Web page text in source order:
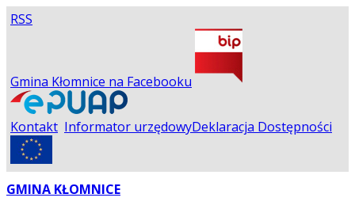
RSS
Gmina Kłomnice na Facebooku
Kontakt Informator urzędowyDeklaracja Dostępności
GMINA KŁOMNICE